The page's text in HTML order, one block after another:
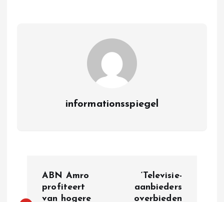
informationsspiegel
ABN Amro
profiteert
van hogere
‘Televisie-
aanbieders
overbieden